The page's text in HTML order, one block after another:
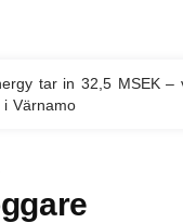
tar in 32,5 MSEK –
i Värnamo